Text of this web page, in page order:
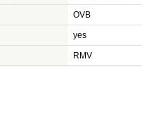
OVB
yes
RMV